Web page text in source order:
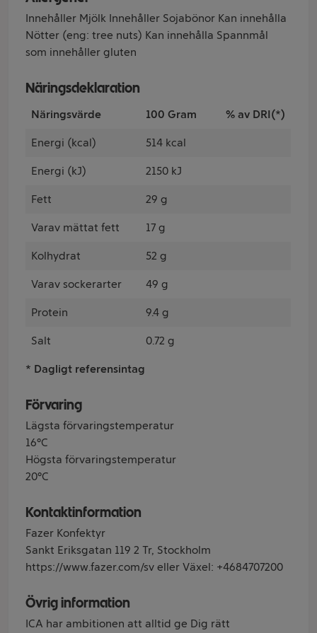
Innehåller Mjölk Innehåller Sojabönor Kan innehålla
Nötter (eng: tree nuts) Kan innehålla Spannmål
som innehåller gluten
Näringsdeklaration
Näringsvärde 100 Gram % av DRI(*)
Energi (kcal) 514 kcal
Energi (kJ) 2150 kJ
Fett 29 g
Varav mättat fett 17 g
Kolhydrat 52 g
Varav sockerarter 49 g
Protein 9.4 g
Salt 0.72 g
* Dagligt referensintag
Förvaring
Lägsta förvaringstemperatur
16°C
Högsta förvaringstemperatur
20°C
Kontaktinformation
Fazer Konfektyr
Sankt Eriksgatan 119 2 Tr, Stockholm
https://www.fazer.com/sv eller Växel: +4684707200
Övrig information
ICA har ambitionen att alltid ge Dig rätt